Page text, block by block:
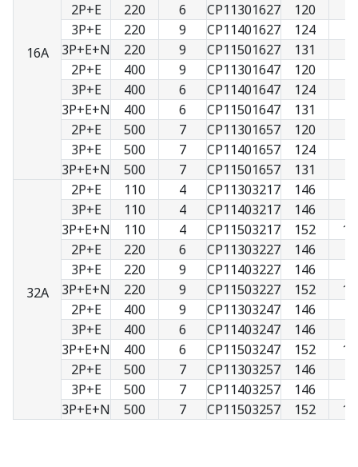
16A
2P+E
220 6 CP11301627 120
3P+E
220 9 CP11401627 124
3P+E+N
220 9 CP11501627 131
2P+E
400 9 CP11301647 120
3P+E
400 6 CP11401647 124
3P+E+N
400 6 CP11501647 131
2P+E
500 7 CP11301657 120
3P+E
500 7 CP11401657 124
3P+E+N
500 7 CP11501657 131
32A
2P+E 110 4 CP11303217 146
3P+E
110 4 CP11403217 146
3P+E+N
110 4 CP11503217 152
2P+E
220 6 CP11303227 146
3P+E
220 9 CP11403227 146
3P+E+N
220 9 CP11503227 152
2P+E
400 9 CP11303247 146
3P+E
400 6 CP11403247 146
3P+E+N
400 6 CP11503247 152
2P+E
500 7 CP11303257 146
3P+E
500 7 CP11403257 146
3P+E+N
500 7 CP11503257 152